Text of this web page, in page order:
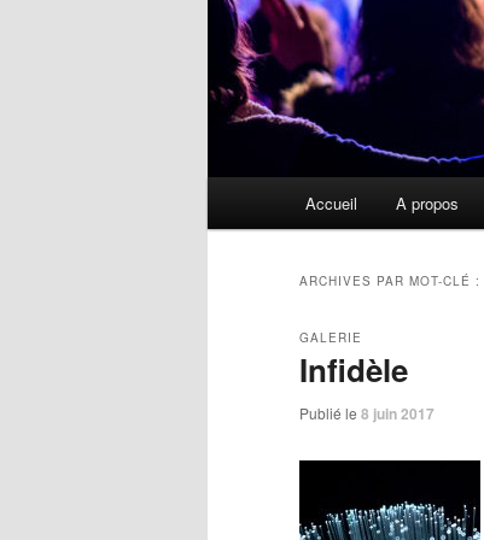
Accueil A propos
ARCHIVES PAR MOT-CLÉ :
Infidèle
GALERIE
Publié le 8 juin 2017